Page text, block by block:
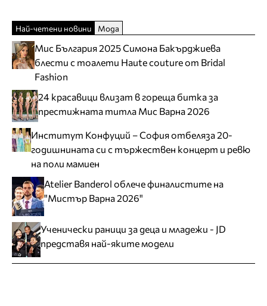
Най-четени новини Мода
Мис България 2025 Симона Бакърджиева
блести с тоалети Haute couture от Bridal
Fashion
24 красавици влизат в гореща битка за
престижната титла Мис Варна 2026
Институт Конфуций – София отбеляза 20-
годишнината си с тържествен концерт и ревю
на поли мамиен
Atelier Banderol облече финалистите на
"Мистър Варна 2026"
Ученически раници за деца и младежи - JD
представя най-яките модели